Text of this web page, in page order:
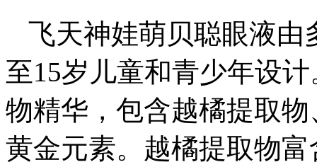
飞天神娃萌贝聪眼液由
至15岁儿童和青少年设
物精华，包含越橘提取
黄金元素。越橘提取物